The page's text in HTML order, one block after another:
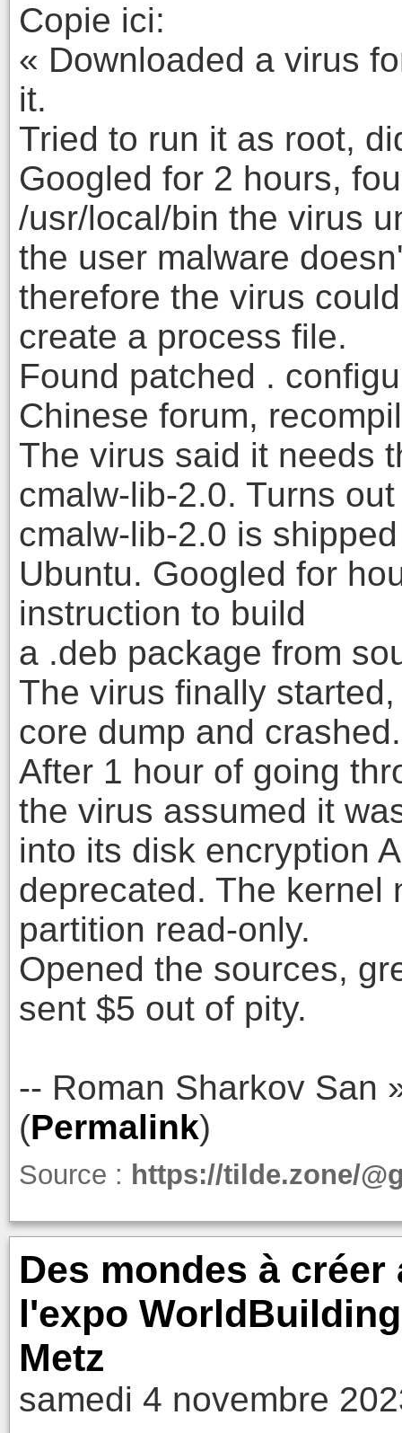
Copie ici:
« Downloaded a virus
it.
Tried to run it as root,
Googled for 2 hours,
/usr/local/bin the virus
the user malware
therefore the virus
create a process file.
Found patched .
Chinese forum,
The virus said it needs
cmalw-lib-2.0. Turns out
cmalw-lib-2.0 is
Ubuntu. Googled for
instruction to build
a .deb package from
The virus finally
core dump and crashed.
After 1 hour of going
the virus assumed it
into its disk encryption
deprecated. The kernel
partition read-only.
Opened the sources,
sent $5 out of pity.
-- Roman Sharkov San
(Permalink)
Source : https://tilde.zone/
Des mondes à
l'expo
Metz
samedi 4 novembre